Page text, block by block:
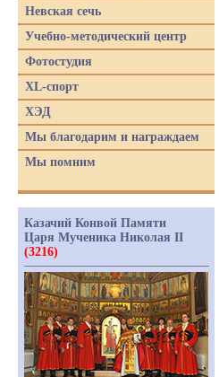
Невская сечь
Учебно-методический центр
Фотостудия
XL-спорт
ХЭД
Мы благодарим и награждаем
Мы помним
Казачий Конвой Памяти
Царя Мученика Николая II
(3216)